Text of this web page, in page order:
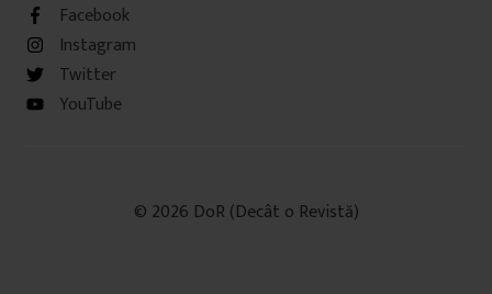
Facebook
Instagram
Twitter
YouTube
© 2026 DoR (Decât o Revistă)